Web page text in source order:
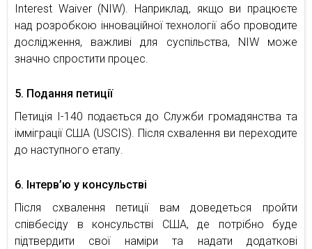
Interest Waiver (NIW). Наприклад, якщо ви працюєте
над розробкою інноваційної технології або проводите
дослідження, важливі для суспільства, NIW може
значно спростити процес.
5. Подання петиції
Петиція I-140 подається до Служби громадянства та
імміграції США (USCIS). Після схвалення ви переходите
до наступного етапу.
6. Інтерв’ю у консульстві
Після схвалення петиції вам доведеться пройти
співбесіду в консульстві США, де потрібно буде
підтвердити свої наміри та надати додаткові